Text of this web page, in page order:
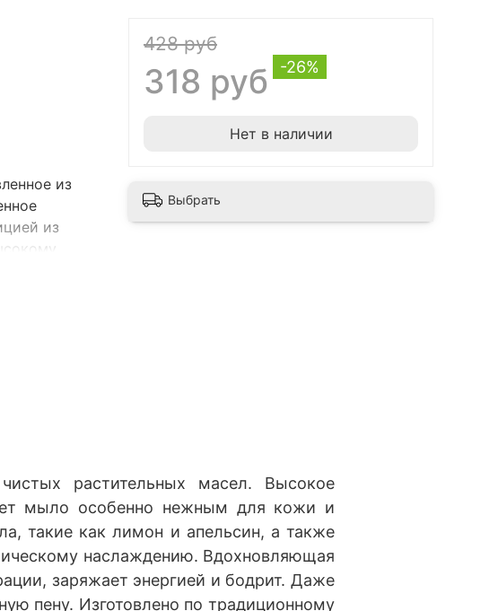
из
из
428 руб
318 руб -26%
Нет в наличии
Выбрать
растительных масел. Высокое
мыло особенно нежным для кожи и
такие как лимон и апельсин, а также
наслаждению. Вдохновляющая
заряжает энергией и бодрит. Даже
пену. Изготовлено по традиционному